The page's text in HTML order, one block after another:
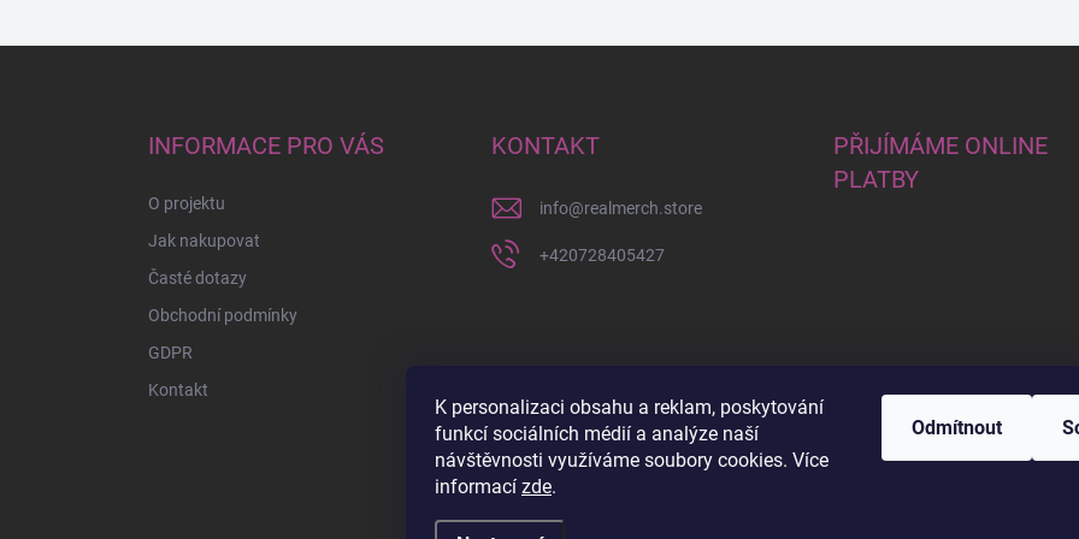
K personalizaci obsahu a reklam, poskytování
funkcí sociálních médií a analýze naší
návštěvnosti využíváme soubory cookies. Více
informací zde.
Odmítnout
INFORMACE PRO VÁS
O projektu
Jak nakupovat
Časté dotazy
Obchodní podmínky
GDPR
Kontakt
KONTAKT
info@realmerch.store
+420728405427
PŘIJÍMÁME ONLINE
PLATBY
Stav objednávky a vrácení zboží